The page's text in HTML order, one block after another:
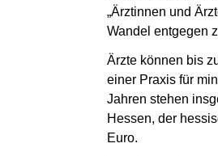
„Ärztinnen und
Wandel entgegen
Ärzte können bis
einer Praxis für
Jahren stehen
Hessen, der
Euro.